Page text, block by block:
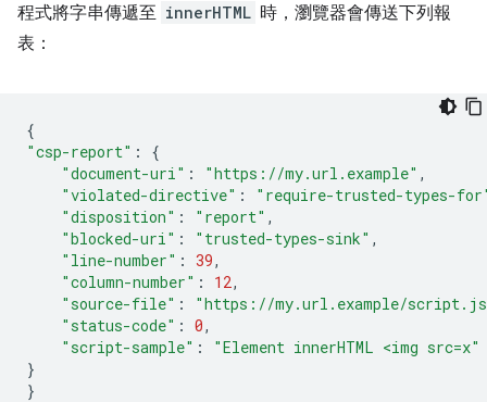
程式將字串傳遞至 innerHTML 時，瀏覽器會傳送下列報
表：
{
"csp-report" :
{
"document-uri" : "https://my.url.example" ,
"violated-directive" :
"require-trusted-types-
"disposition" : "report" ,
"blocked-uri" : "trusted-types-sink" ,
"line-number" : 39,
"column-number" : 12,
"source-file" :
"https://my.url.example/
"status-code" : 0,
"script-sample" :
"Element innerHTML <img src=x"
}
}